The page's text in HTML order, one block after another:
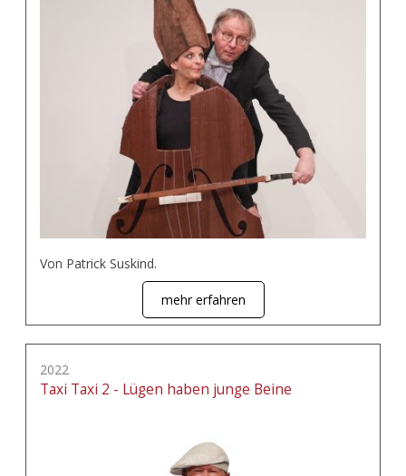
Von Patrick Suskind.
mehr erfahren
2022
Taxi Taxi 2 - Lügen haben junge Beine